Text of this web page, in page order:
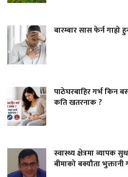
बारम्बार सास फेर्न
पाठेघरबाहिर गर्भ किन
कति खतरनाक ?
स्वास्थ्य क्षेत्रमा व्यापक
बीमाको बक्यौता भुक्तानी